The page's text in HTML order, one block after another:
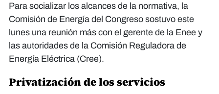
​Para socializar los alcances de la normativa, la
Comisión de Energía del Congreso sostuvo este
lunes una reunión más con el gerente de la Enee y
las autoridades de la Comisión Reguladora de
Energía Eléctrica (Cree).
Privatización de los servicios